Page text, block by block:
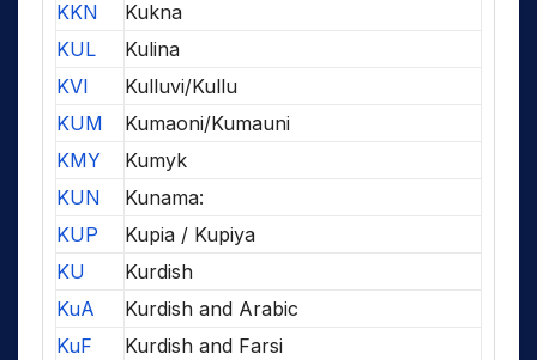
KKN
Kukna
KUL
Kulina
KVI
Kulluvi/Kullu
KUM
Kumaoni/Kumauni
KMY
Kumyk
KUN
Kunama:
KUP
Kupia / Kupiya
KU
Kurdish
KuA
Kurdish and Arabic
KuF
Kurdish and Farsi